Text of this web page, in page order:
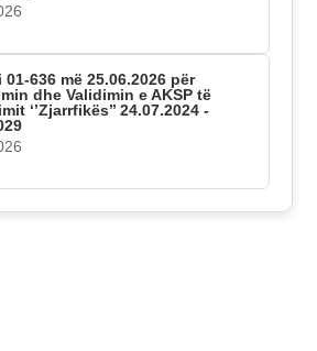
01-636 më 25.06.2026 për
dhe Validimin e AKSP të
‘’Zjarrfikës’’ 24.07.2024 -